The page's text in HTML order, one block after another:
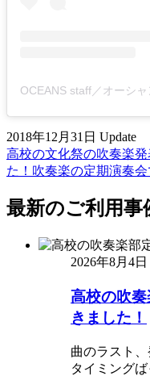
2018年12月31日 Update
高校の文化祭の吹奏楽
た！ 吹奏楽の定期演奏
最新のご利用事
2026年8月4日
高校の吹
きました！
曲のラスト
タイミング